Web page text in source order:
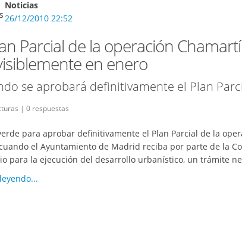
Noticias
26/12/2010 22:52
Parcial de la operación
en enero
se aprobará definitivamente el Plan
| 0 respuestas
para aprobar definitivamente el Plan Parcial de la
el Ayuntamiento de Madrid reciba por parte de la
para la ejecución del desarrollo urbanístico, un trámite